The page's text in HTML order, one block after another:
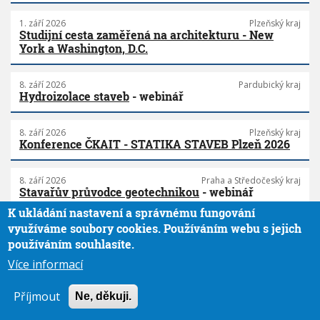
1. září 2026 Plzeňský kraj
Studijní cesta zaměřená na architekturu - New
York a Washington, D.C.
8. září 2026 Pardubický kraj
Hydroizolace staveb - webinář
8. září 2026 Plzeňský kraj
Konference ČKAIT - STATIKA STAVEB Plzeň 2026
8. září 2026 Praha a Středočeský kraj
Stavařův průvodce geotechnikou - webinář
8. září 2026 Praha a Středočeský kraj
Stavařův průvodce geotechnikou
Zkušenosti z praxe s navrhováním výškových
dřevostaveb- webinář
K ukládání nastavení a správnému fungování
využíváme soubory cookies. Používáním webu s jejich
používáním souhlasíte.
Více informací
Příjmout Ne, děkuji.